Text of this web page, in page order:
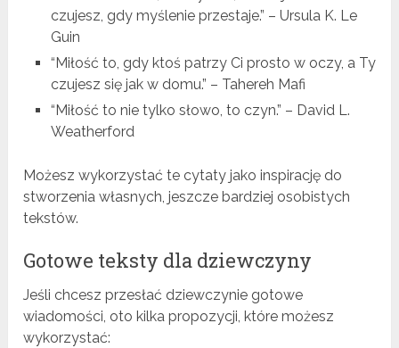
czujesz, gdy myślenie przestaje.” – Ursula K. Le
Guin
“Miłość to, gdy ktoś patrzy Ci prosto w oczy, a Ty
czujesz się jak w domu.” – Tahereh Mafi
“Miłość to nie tylko słowo, to czyn.” – David L.
Weatherford
Możesz wykorzystać te cytaty jako inspirację do
stworzenia własnych, jeszcze bardziej osobistych
tekstów.
Gotowe teksty dla dziewczyny
Jeśli chcesz przesłać dziewczynie gotowe
wiadomości, oto kilka propozycji, które możesz
wykorzystać: